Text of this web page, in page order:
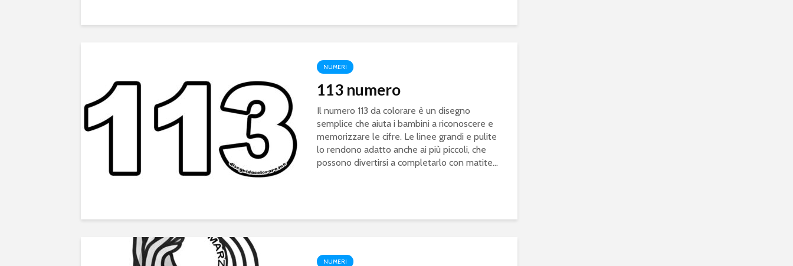
NUMERI
113 numero
Il numero 113 da colorare è un disegno
semplice che aiuta i bambini a riconoscere e
memorizzare le cifre. Le linee grandi e pulite
lo rendono adatto anche ai più piccoli, che
possono divertirsi a completarlo con matite...
NUMERI